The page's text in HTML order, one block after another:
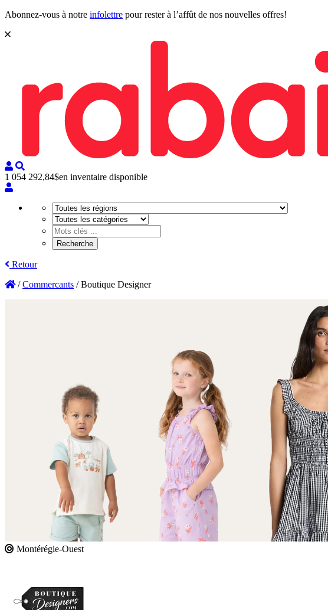
Abonnez-vous à notre infolettre pour rester à l’affût de nos nouvelles offres!
1 054 292,84$en inventaire disponible
Retour
/Commercants /Boutique Designer
Montérégie-Ouest